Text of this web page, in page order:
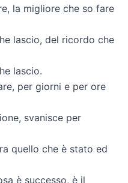
la migliore che so fare
lascio, del ricordo che
lascio.
per giorni e per ore
svanisce per
quello che è stato ed
è successo, è il